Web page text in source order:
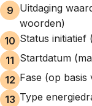
Uitdaging
woorden)
Status
Startdatum
Fase (op basis
Type